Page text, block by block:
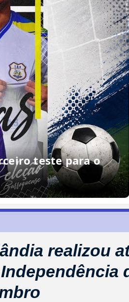
teste para o
realizou